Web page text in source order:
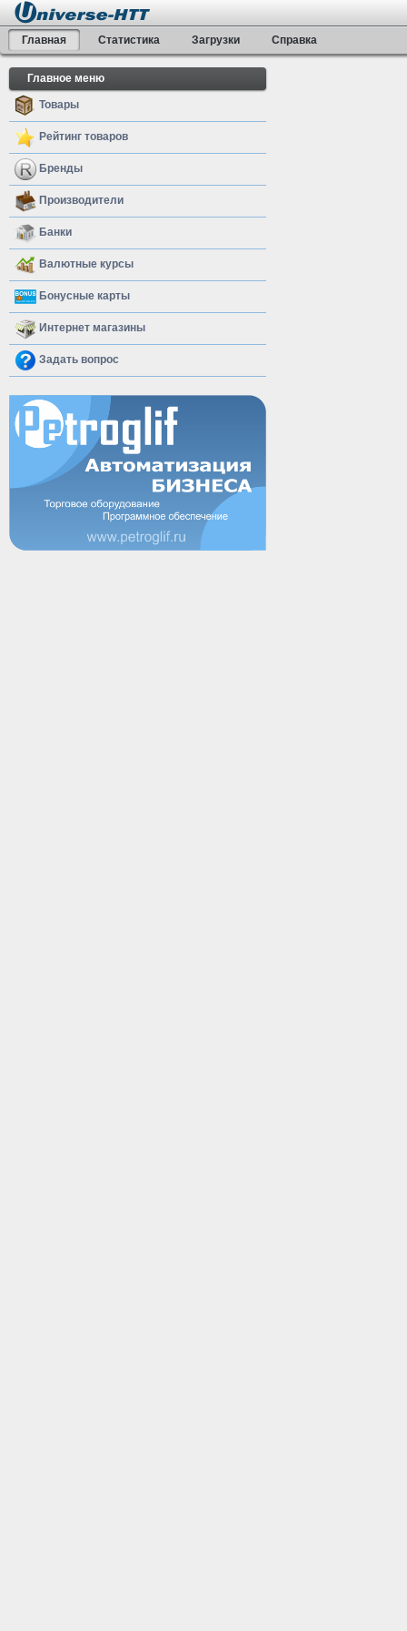
Главная Статистика Загрузки Справка
Главное меню
Товары
Рейтинг товаров
Бренды
Производители
Банки
Валютные курсы
Бонусные карты
Интернет магазины
Задать вопрос